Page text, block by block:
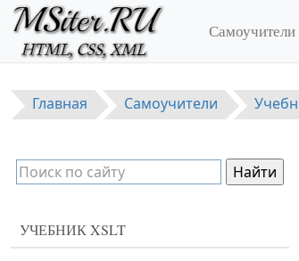
Перейти к основному содержанию
Самоучители
Главная Самоучители
УЧЕБНИК XSLT